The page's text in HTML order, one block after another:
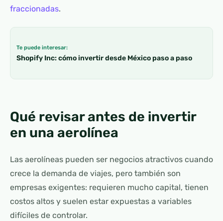
fraccionadas.
Te puede interesar:
Shopify Inc: cómo invertir desde México paso a paso
Qué revisar antes de invertir
en una aerolínea
Las aerolíneas pueden ser negocios atractivos cuando
crece la demanda de viajes, pero también son
empresas exigentes: requieren mucho capital, tienen
costos altos y suelen estar expuestas a variables
difíciles de controlar.